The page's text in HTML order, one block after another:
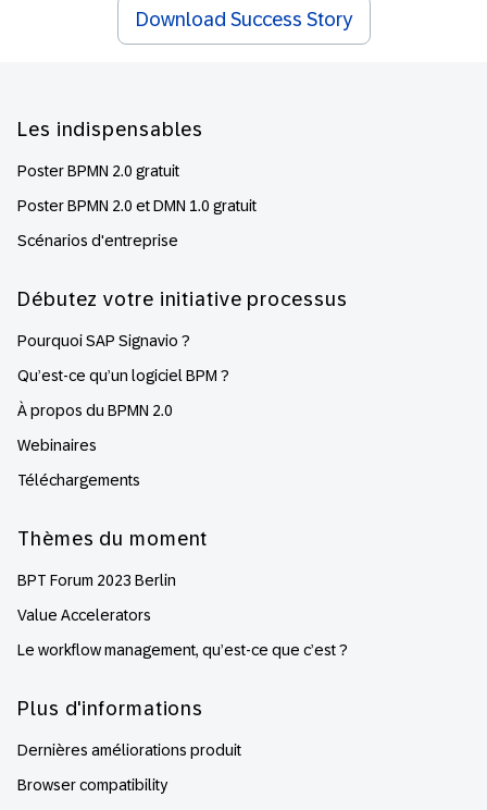
Download Success Story
Les indispensables
Poster BPMN 2.0 gratuit
Poster BPMN 2.0 et DMN 1.0 gratuit
Scénarios d'entreprise
Débutez votre initiative processus
Pourquoi SAP Signavio ?
Qu’est-ce qu’un logiciel BPM ?
À propos du BPMN 2.0
Webinaires
Téléchargements
Thèmes du moment
BPT Forum 2023 Berlin
Value Accelerators
Le workflow management, qu’est-ce que c’est ?
Plus d'informations
Dernières améliorations produit
Browser compatibility